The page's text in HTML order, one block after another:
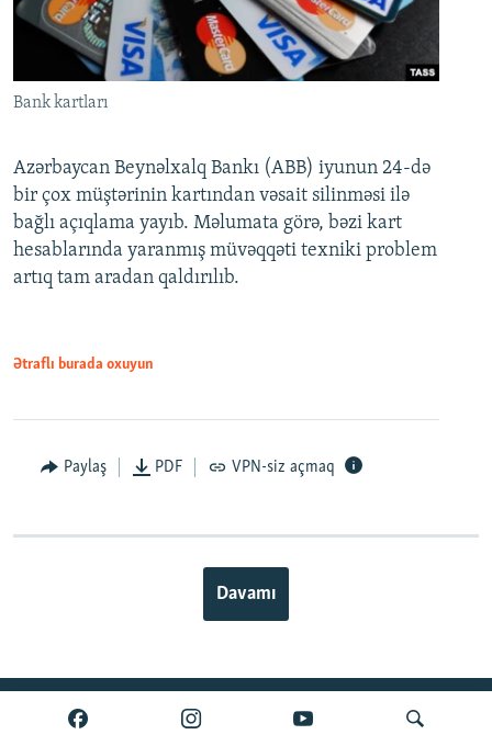
Bank kartları
Azərbaycan Beynəlxalq Bankı (ABB) iyunun 24-də
bir çox müştərinin kartından vəsait silinməsi ilə
bağlı açıqlama yayıb. Məlumata görə, bəzi kart
hesablarında yaranmış müvəqqəti texniki problem
artıq tam aradan qaldırılıb.
Ətraflı burada oxuyun
Paylaş PDF VPN-siz açmaq
Davamı